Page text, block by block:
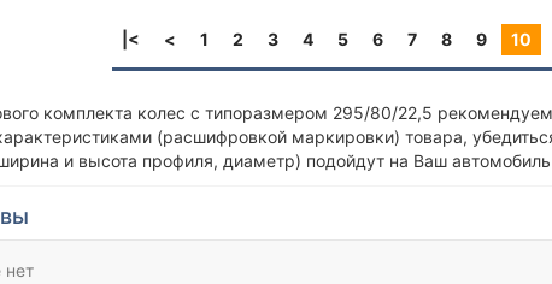
|< < 1 2 3 4 5 6 7 8 9 10
комплекта колес с типоразмером 295/80/22,5
(расшифровкой маркировки) товара,
и высота профиля, диаметр) подойдут на Ваш